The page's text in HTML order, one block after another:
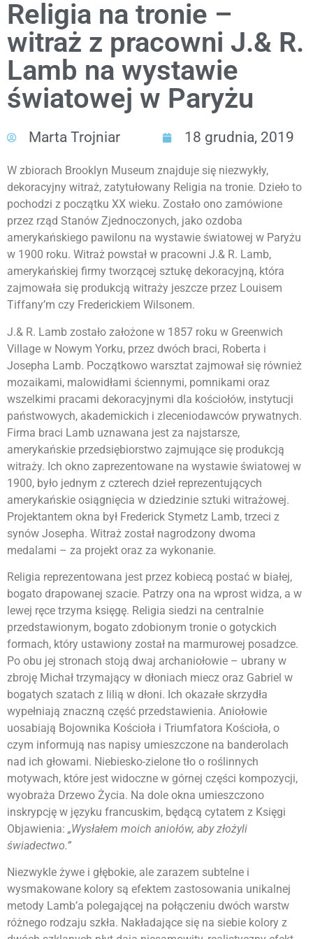
Religia na tronie –
witraż z pracowni J.& R.
Lamb na wystawie
światowej w Paryżu
Marta Trojniar 18 grudnia, 2019
W zbiorach Brooklyn Museum znajduje się niezwykły,
dekoracyjny witraż, zatytułowany Religia na tronie. Dzieło to
pochodzi z początku XX wieku. Zostało ono zamówione
przez rząd Stanów Zjednoczonych, jako ozdoba
amerykańskiego pawilonu na wystawie światowej w Paryżu
w 1900 roku. Witraż powstał w pracowni J.& R. Lamb,
amerykańskiej firmy tworzącej sztukę dekoracyjną, która
zajmowała się produkcją witraży jeszcze przez Louisem
Tiffany’m czy Frederickiem Wilsonem.
J.& R. Lamb zostało założone w 1857 roku w Greenwich
Village w Nowym Yorku, przez dwóch braci, Roberta i
Josepha Lamb. Początkowo warsztat zajmował się również
mozaikami, malowidłami ściennymi, pomnikami oraz
wszelkimi pracami dekoracyjnymi dla kościołów, instytucji
państwowych, akademickich i zleceniodawców prywatnych.
Firma braci Lamb uznawana jest za najstarsze,
amerykańskie przedsiębiorstwo zajmujące się produkcją
witraży. Ich okno zaprezentowane na wystawie światowej w
1900, było jednym z czterech dzieł reprezentujących
amerykańskie osiągnięcia w dziedzinie sztuki witrażowej.
Projektantem okna był Frederick Stymetz Lamb, trzeci z
synów Josepha. Witraż został nagrodzony dwoma
medalami – za projekt oraz za wykonanie.
Religia reprezentowana jest przez kobiecą postać w białej,
bogato drapowanej szacie. Patrzy ona na wprost widza, a w
lewej ręce trzyma księgę. Religia siedzi na centralnie
przedstawionym, bogato zdobionym tronie o gotyckich
formach, który ustawiony został na marmurowej posadzce.
Po obu jej stronach stoją dwaj archaniołowie – ubrany w
zbroję Michał trzymający w dłoniach miecz oraz Gabriel w
bogatych szatach z lilią w dłoni. Ich okazałe skrzydła
wypełniają znaczną część przedstawienia. Aniołowie
uosabiają Bojownika Kościoła i Triumfatora Kościoła, o
czym informują nas napisy umieszczone na banderolach
nad ich głowami. Niebiesko-zielone tło o roślinnych
motywach, które jest widoczne w górnej części kompozycji,
wyobraża Drzewo Życia. Na dole okna umieszczono
inskrypcję w języku francuskim, będącą cytatem z Księgi
Objawienia: „Wysłałem moich aniołów, aby złożyli
świadectwo.”
Niezwykle żywe i głębokie, ale zarazem subtelne i
wysmakowane kolory są efektem zastosowania unikalnej
metody Lamb’a polegającej na połączeniu dwóch warstw
różnego rodzaju szkła. Nakładające się na siebie kolory z